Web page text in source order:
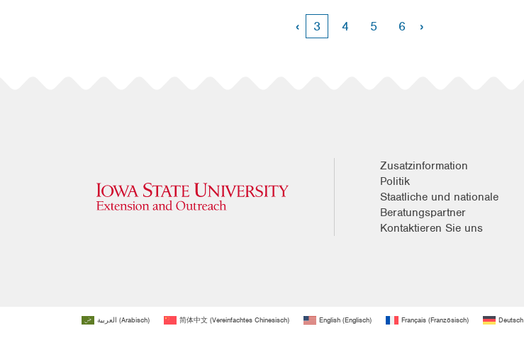
‹ 3 4 5 6 ›
Zusatzinformation
Politik
Staatliche und nationale
Beratungspartner
Kontaktieren Sie uns
العربية (Arabisch) 简体中文 (Vereinfachtes Chinesisch) English (Englisch) Français (Französisch) Deutsch